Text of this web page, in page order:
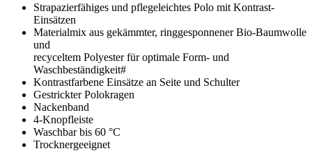
Strapazierfähiges und pflegeleichtes Polo mit Kontrast-
Einsätzen
Materialmix aus gekämmter, ringgesponnener Bio-Baumwolle
und
recyceltem Polyester für optimale Form- und
Waschbeständigkeit#
Kontrastfarbene Einsätze an Seite und Schulter
Gestrickter Polokragen
Nackenband
4-Knopfleiste
Waschbar bis 60 °C
Trocknergeeignet